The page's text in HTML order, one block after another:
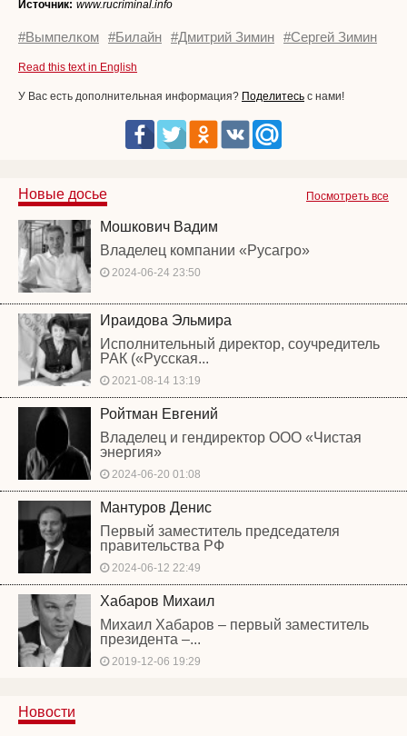
Источник: www.rucriminal.info
#Вымпелком #Билайн #Дмитрий Зимин #Сергей Зимин
Read this text in English
У Вас есть дополнительная информация? Поделитесь с нами!
Посмотреть все
Новые досье
Мошкович Вадим
Владелец компании «Русагро»
2024-06-24 23:50
Ираидова Эльмира
Исполнительный директор, соучредитель
РАК («Русская...
2021-08-14 13:19
Ройтман Евгений
Владелец и гендиректор ООО «Чистая
энергия»
2024-06-20 01:08
Мантуров Денис
Первый заместитель председателя
правительства РФ
2024-06-12 22:49
Хабаров Михаил
Михаил Хабаров – первый заместитель
президента –...
2019-12-06 19:29
Новости